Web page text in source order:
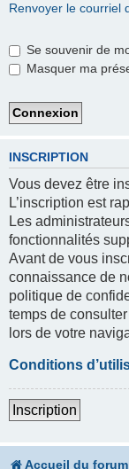
Renvoyer le courriel
Se souvenir de
Masquer ma
INSCRIPTION
Vous devez être
L’inscription est
Les
fonctionnalités
Avant de vous
connaissance de
politique de
temps de
lors de votre
Conditions
Inscription
Accueil du forum